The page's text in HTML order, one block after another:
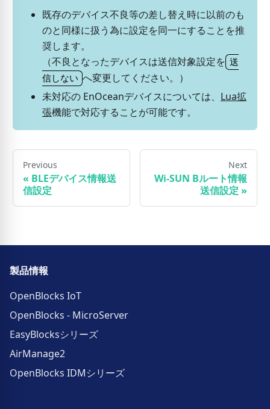
既存のデバイス不良等の差し替え時に以前のも
のと同様に扱う為に設定を同一にすることを推
奨します。
（不良となったデバイスは送信対象設定を 送
信しない へ変更してください。）
未対応の EnOceanデバイスについては、 Lua拡
張機能で対応することが可能です。
Previous
« BLEデバイス情報送
信設定
Next
Wi-SUN Bルート情報
送信設定 »
製品情報
OpenBlocks IoT
OpenBlocks - MicroServer
EasyBlocksシリーズ
AirManage2
OpenBlocks IDMシリーズ